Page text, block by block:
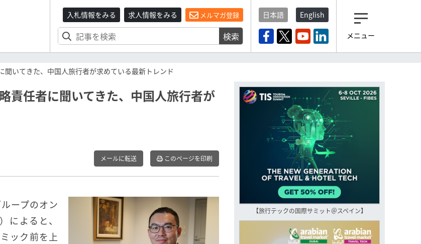
入札情報をみる 求人情報をみる メルマガ登録
検索
日本語 English
メニュー
いてきた、中国人旅行者が求めている最新トレンド
責任者に聞いてきた、中国人旅行者が
メールに転送 このページを印刷
ープのオン
よると、
ック前を上
【旅行テックの国際サミット＠スペイン】
観光産業ニュース「トラベ
登録済みですよね？
もし未だ登録していないなら…
いますぐ登録する